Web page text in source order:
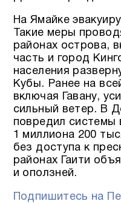
На Ямайке
Такие меры
районах острова,
часть и город
населения
Кубы. Ранее на
включая Гавану,
сильный ветер. В
повредил системы
1 миллиона 200
без доступа к
районах Гаити
и оползней.
Подпишитесь на